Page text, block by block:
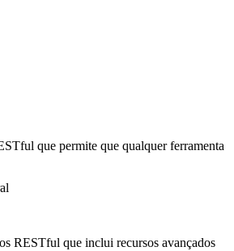
que permite que qualquer ferramenta
RESTful que inclui recursos avançados